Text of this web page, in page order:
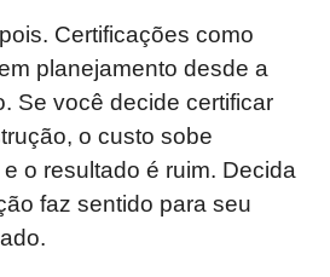
Certificações como
planejamento desde a
Se você decide certificar
o custo sobe
o resultado é ruim. Decida
faz sentido para seu